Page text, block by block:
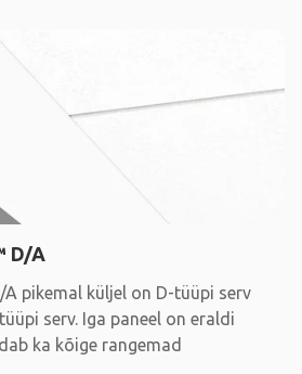
D/A
pikemal küljel on D-tüüpi serv
serv. Iga paneel on eraldi
ka kõige rangemad